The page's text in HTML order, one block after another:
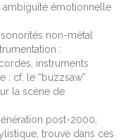
ambiguïté émotionnelle
non-métal
:
instruments
: cf. le “buzzsaw”
la scène de
post-2000,
trouve dans ces